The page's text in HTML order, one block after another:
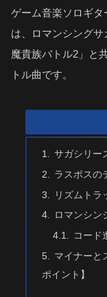
ゲーム音楽ソロギ
は、ロマンシング
魔貴族バトル2」と
トル曲です。
サガシリー
ラスボスの
リズムトラ
ロマンシン
コード
マイナーと
ポイント】